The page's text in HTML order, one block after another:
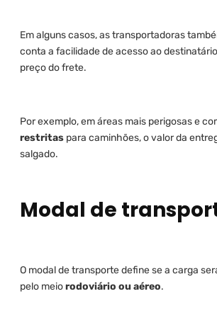
Em alguns casos, as transportadoras
conta a facilidade de acesso ao
preço do frete.
Por exemplo, em áreas mais perigosas e
restritas para caminhões, o valor da
salgado.
Modal de
O modal de transporte define se a carga
pelo meiorodoviário ou aéreo.